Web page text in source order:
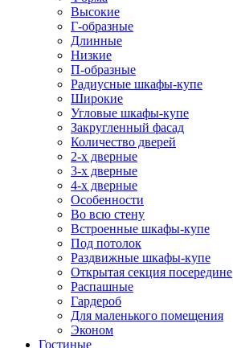
Высокие
Г-образные
Длинные
Низкие
П-образные
Радиусные шкафы-купе
Широкие
Угловые шкафы-купе
Закругленный фасад
Количество дверей
2-х дверные
3-х дверные
4-х дверные
Особенности
Во всю стену
Встроенные шкафы-купе
Под потолок
Раздвижные шкафы-купе
Открытая секция посередине
Распашные
Гардероб
Для маленького помещения
Эконом
Гостиные